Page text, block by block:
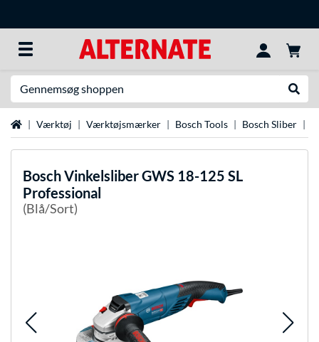
StartsideVærktøj Værktøjsmærker Bosch Tools Bosch Sliber
BoschVinkelsliber GWS 18-125 SL
Professional
(Blå/Sort)